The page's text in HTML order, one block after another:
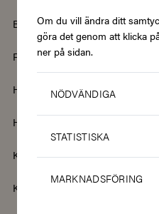
Om du vill ändra ditt
göra det genom att klicka
ner på sidan.
NÖDVÄNDIGA
STATISTISKA
MARKNADSFÖRING
Barn & Baby
Fordon & Transport
Hem & Trädgård
Hotell & Resor
Kläder & Accessoarer
Kurser